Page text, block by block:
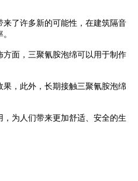
来了许多新的可能性 ， 在建筑隔音
方面，三聚氰胺泡绵可以用于制作
果 ， 此外，长期接触三聚氰胺泡绵
为人们带来更加舒适、安全的生